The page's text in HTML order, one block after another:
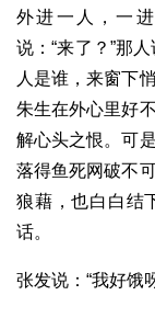
外进一人，一
说：“来了？”那
人是谁，来窗下
朱生在外心里好
解心头之恨。可
落得鱼死网破不
狼藉，也白白结
话。
张发说：“我好饿